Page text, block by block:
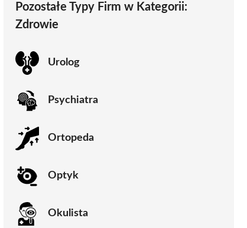
Pozostałe Typy Firm w Kategorii:
Zdrowie
Urolog
Psychiatra
Ortopeda
Optyk
Okulista